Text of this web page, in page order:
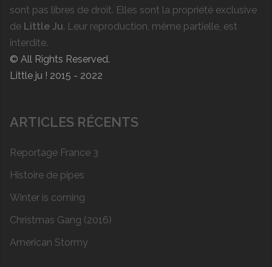
sont pas libres de droit. Elles sont la propriété exclusive
de Little Ju. Leur reproduction, même partielle, est
interdite.
© All Rights Reserved.
Little ju ! 2015 - 2022
ARTICLES RÉCENTS
Reportage France 3
Histoire de pipes
Winter is coming
Christmas Gang (2016)
American Stormy